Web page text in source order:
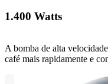
1.400 Watts
A bomba de alta
café mais rapidamente e